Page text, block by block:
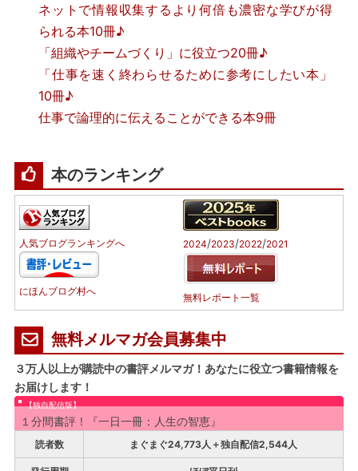
ネットで情報収集するより何倍も濃密な学びが得
られる本10冊♪
「組織やチームづくり」に役立つ20冊♪
「仕事を速く終わらせるために参考にしたい本」
10冊♪
仕事で論理的に伝えることができる本9冊
本のランキング
人気ブログランキングへ
にほんブログ村へ
2024/2023/2022/2021
無料レポート一覧
無料メルマガ会員募集中
３万人以上が購読中の書評メルマガ！あなたに役立つ書籍情報を
お届けします！
【独自配信版】
１分間書評！『一日一冊：人生の智恵』
読者数 まぐまぐ24,773人＋独自配信2,544人